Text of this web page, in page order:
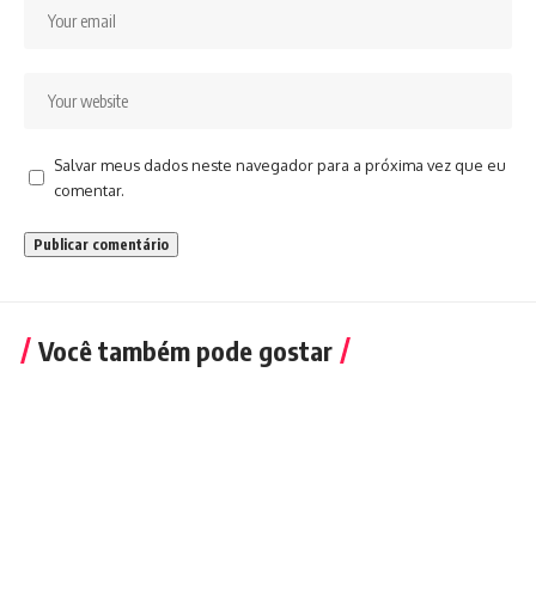
Salvar meus dados neste navegador para a próxima vez que eu
comentar.
Você também pode gostar